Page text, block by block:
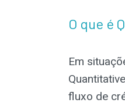
O que é
Em
fluxo de